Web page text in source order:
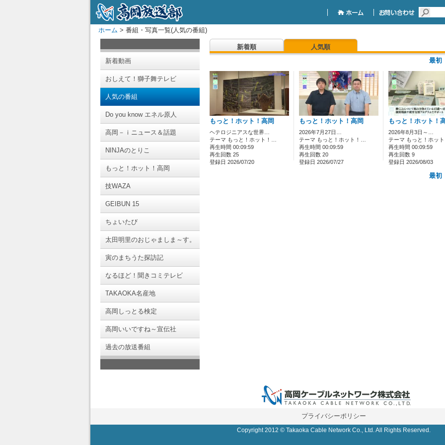
ホーム > 番組・写真一覧(人気の番組)
新着動画
おしえて！獅子舞テレビ
人気の番組
Do you know エネル原人
高岡－ｉニュース＆話題
NINJAのとりこ
もっと！ホット！高岡
技WAZA
GEIBUN 15
ちょいたび
太田明里のおじゃましま～す。
寅のまちうた探訪記
なるほど！聞きコミテレビ
TAKAOKA名産地
高岡しっとる検定
高岡いいですね～宣伝社
過去の放送番組
新着順
人気順
最初
もっと！ホット！高岡
ヘテロジニアスな世界…
テーマ もっと！ホット！…
再生時間 00:09:59
再生回数 25
登録日 2026/07/20
もっと！ホット！高岡
2026年7月27日…
テーマ もっと！ホット！…
再生時間 00:09:59
再生回数 20
登録日 2026/07/27
もっと！ホット！
2026年8月3日～…
テーマ もっと！ホット
再生時間 00:09:59
再生回数 9
登録日 2026/08/03
最初
プライバシーポリシー
Copyright 2012 © Takaoka Cable Network Co., Ltd. All Rights Reserved.